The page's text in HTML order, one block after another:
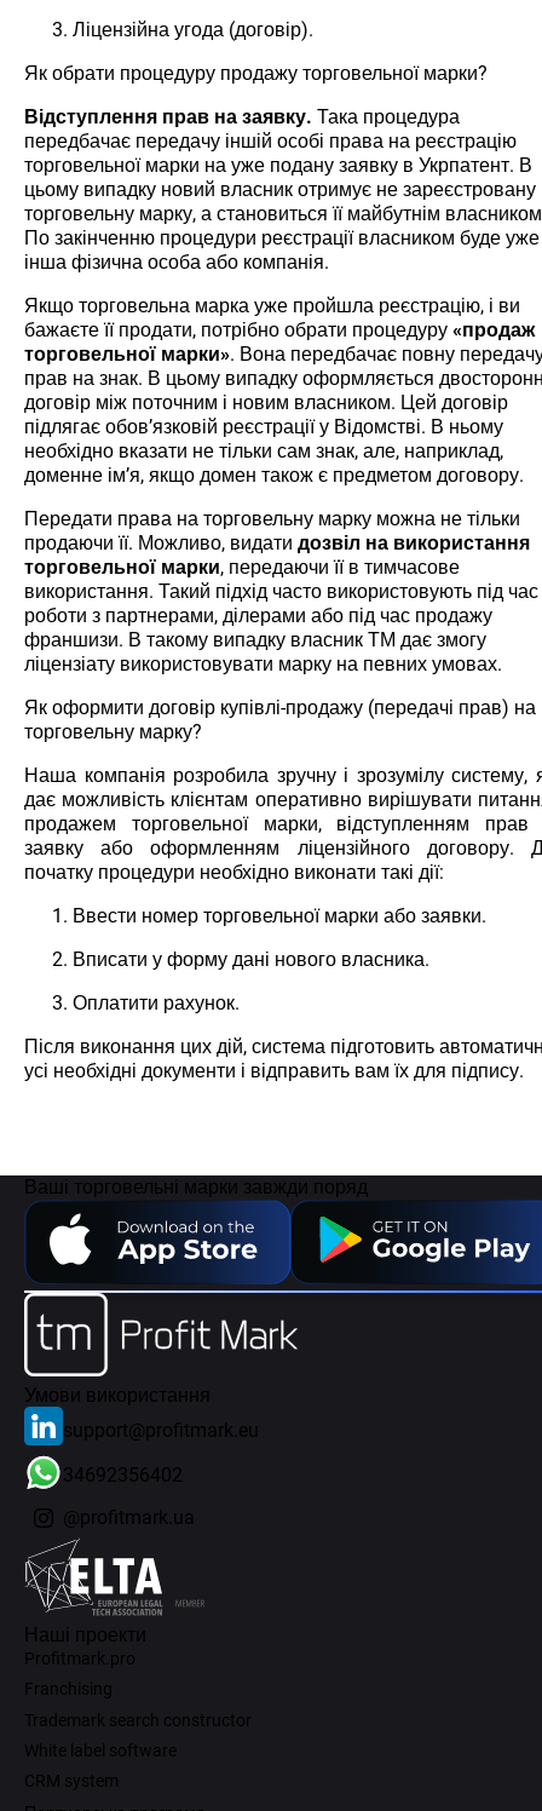
Ліцензійна угода (договір).
Як обрати процедуру продажу торговельної марки?
Відступлення прав на заявку. Така процедура
передбачає передачу іншій особі права на реєстрацію
торговельної марки на уже подану заявку в Укрпатент. В
цьому випадку новий власник отримує не зареєстровану
торговельну марку, а становиться її майбутнім
По закінченню процедури реєстрації власником буде уже
інша фізична особа або компанія.
Якщо торговельна марка уже пройшла реєстрацію, і ви
бажаєте її продати, потрібно обрати процедуру «продаж
торговельної марки». Вона передбачає повну
прав на знак. В цьому випадку оформляється
договір між поточним і новим власником. Цей договір
підлягає обов’язковій реєстрації у Відомстві. В ньому
необхідно вказати не тільки сам знак, але, наприклад,
доменне ім’я, якщо домен також є предметом договору.
Передати права на торговельну марку можна не тільки
продаючи її. Можливо, видати дозвіл на використання
торговельної марки, передаючи її в тимчасове
використання. Такий підхід часто використовують під час
роботи з партнерами, ділерами або під час продажу
франшизи. В такому випадку власник ТМ дає змогу
ліцензіату використовувати марку на певних умовах.
Як оформити договір купівлі-продажу (передачі прав) на
торговельну марку?
Наша компанія розробила зручну і зрозумілу систему,
дає можливість клієнтам оперативно вирішувати
продажем торговельної марки, відступленням прав
заявку або оформленням ліцензійного договору.
початку процедури необхідно виконати такі дії:
Ввести номер торговельної марки або заявки.
Вписати у форму дані нового власника.
Оплатити рахунок.
Після виконання цих дій, система підготовить
усі необхідні документи і відправить вам їх для підпису.
Ваші торговельні марки завжди поряд
Умови використання
support@profitmark.eu
34692356402
@profitmark.ua
Наші проекти
Profitmark.pro
Franchising
Trademark search constructor
White label software
CRM system